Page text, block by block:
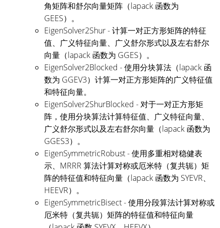
角矩阵和舒尔向量矩阵（lapack 函数为
GEES）。
EigenSolver2Shur - 计算一对正方形矩阵的特征
值、广义特征向量、广义舒尔形式以及左右舒尔
向量（lapack 函数为 GGES）。
EigenSolver2Blocked - 使用分块算法（lapack 函
数为 GGEV3）计算一对正方形矩阵的广义特征值
和特征向量。
EigenSolver2ShurBlocked - 对于一对正方形矩
阵，使用分块算法计算特征值、广义特征向量、
广义舒尔形式以及左右舒尔向量（lapack 函数为
GGES3）。
EigenSymmetricRobust - 使用多重相对稳健表
示、MRRR 算法计算对称或厄米特（复共轭）矩
阵的特征值和特征向量（lapack 函数为 SYEVR、
HEEVR）。
EigenSymmetricBisect - 使用分段算法计算对称或
厄米特（复共轭）矩阵的特征值和特征向量